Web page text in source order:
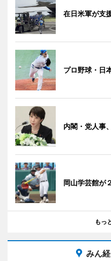
在日米軍が支
プロ野球・日
内閣・党人事
岡山学芸館が
もっ
みん